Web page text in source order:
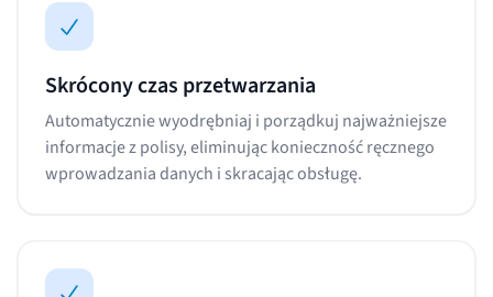
Skrócony czas przetwarzania
Automatycznie wyodrębniaj i porządkuj najważniejsze
informacje z polisy, eliminując konieczność ręcznego
wprowadzania danych i skracając obsługę.